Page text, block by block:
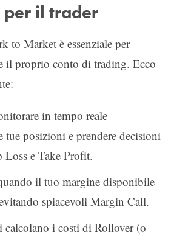
il trader
to Market è essenziale per
il proprio conto di trading. Ecco
in tempo reale
tue posizioni e prendere decisioni
Loss e Take Profit.
il tuo margine disponibile
spiacevoli Margin Call.
calcolano i costi di Rollover (o